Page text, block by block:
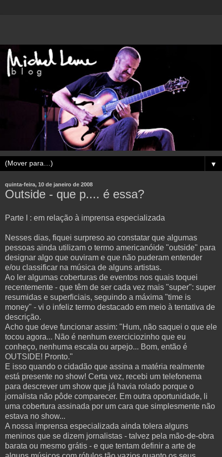
▼
quinta-feira, 10 de janeiro de 2008
Outside - que p.... é essa?
Parte I : em relação à imprensa especializada
Nesses dias, fiquei surpreso ao constatar que algumas
pessoas ainda utilizam o termo americanóide "outside" para
designar algo que ouviram e que não puderam entender
e/ou classificar na música de alguns artistas.
Ao ler algumas coberturas de eventos nos quais toquei
recentemente - que têm de ser cada vez mais "super": super
resumidas e superficiais, seguindo a máxima "time is
money" - vi o infeliz termo destacado em meio à tentativa de
descrição.
Acho que deve funcionar assim: "Hum, não saquei o que ele
tocou agora... Não é nenhum exerciciozinho que eu
conheço, nenhuma escala ou arpejo... Bom, então é
OUTSIDE! Pronto."
E isso quando o cidadão que assina a matéria realmente
está presente no show! Certa vez, recebi um telefonema
para descrever um show que já havia rolado porque o
jornalista não pôde comparecer. Em outra oportunidade, li
uma cobertura assinada por um cara que simplesmente não
estava no show...
A nossa imprensa especializada ainda tolera alguns
meninos que se dizem jornalistas - talvez pela mão-de-obra
barata ou mesmo grátis - e que tentam definir a arte de